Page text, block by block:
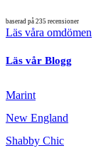
baserad på 235 recensioner
Läs våra omdömen
Läs vår Blogg
Marint
New England
Shabby Chic